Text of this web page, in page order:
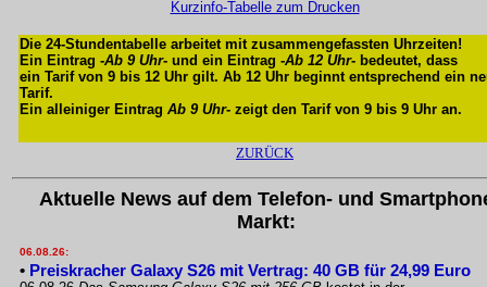
Kurzinfo-Tabelle zum Drucken
Die 24-Stundentabelle arbeitet mit zusammengefassten Uhrzeiten!
Ein Eintrag -Ab 9 Uhr- und ein Eintrag -Ab 12 Uhr- bedeutet, dass
ein Tarif von 9 bis 12 Uhr gilt. Ab 12 Uhr beginnt entsprechend ein
Tarif.
Ein alleiniger Eintrag Ab 9 Uhr- zeigt den Tarif von 9 bis 9 Uhr an.
ZURÜCK
Aktuelle News auf dem Telefon- und
Markt:
06.08.26:
• Preiskracher Galaxy S26 mit Vertrag: 40 GB für 24,99 Euro